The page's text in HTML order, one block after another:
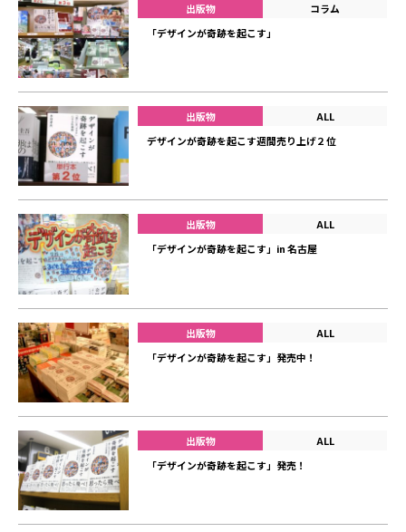
出版物
コラム
「デザインが奇跡を起こす」
出版物
ALL
デザインが奇跡を起こす週間売り上げ２位
出版物
ALL
「デザインが奇跡を起こす」in 名古屋
出版物
ALL
「デザインが奇跡を起こす」発売中！
出版物
ALL
「デザインが奇跡を起こす」発売！